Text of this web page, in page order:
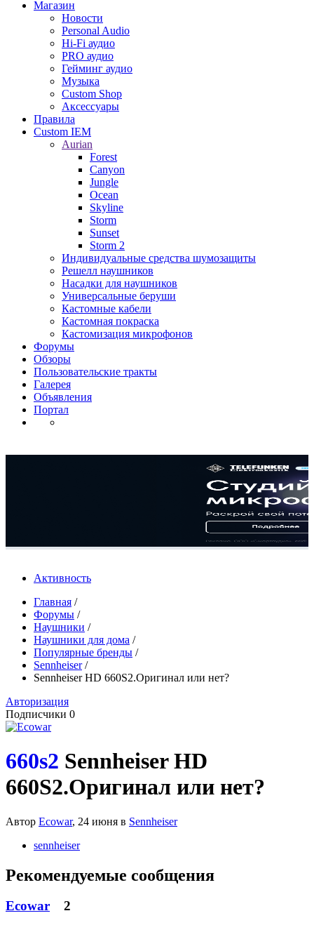
Магазин
Новости
Personal Audio
Hi-Fi аудио
PRO аудио
Гейминг аудио
Музыка
Custom Shop
Аксессуары
Правила
Custom IEM
Aurian
Forest
Canyon
Jungle
Ocean
Skyline
Storm
Sunset
Storm 2
Индивидуальные средства шумозащиты
Решелл наушников
Насадки для наушников
Универсальные беруши
Кастомные кабели
Кастомная покраска
Кастомизация микрофонов
Форумы
Обзоры
Пользовательские тракты
Галерея
Объявления
Портал
Активность
Главная /
Форумы /
Наушники /
Наушники для дома /
Популярные бренды /
Sennheiser /
Sennheiser HD 660S2.Оригинал или нет?
Авторизация
Подписчики 0
660s2 Sennheiser HD
660S2.Оригинал или нет?
Автор Ecowar, 24 июня в Sennheiser
sennheiser
Рекомендуемые сообщения
Ecowar 2